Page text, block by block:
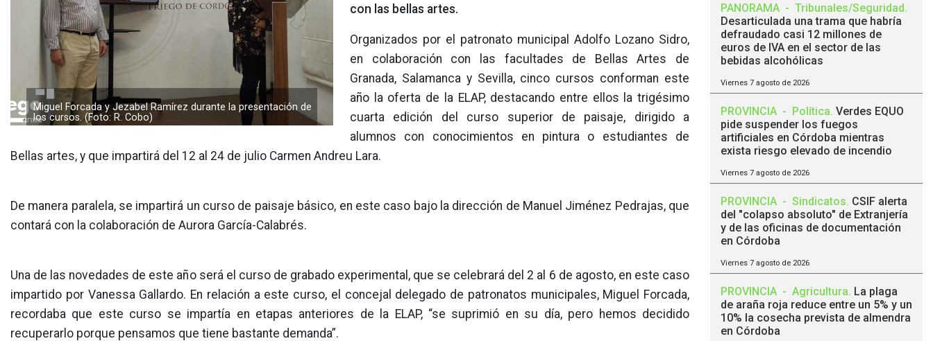
Miguel Forcada y Jezabel Ramírez durante la presentación de
los cursos. (Foto: R. Cobo)
con las bellas artes.
Organizados por el patronato municipal Adolfo Lozano Sidro,
en colaboración con las facultades de Bellas Artes de
Granada, Salamanca y Sevilla, cinco cursos conforman este
año la oferta de la ELAP, destacando entre ellos la trigésimo
cuarta edición del curso superior de paisaje, dirigido a
alumnos con conocimientos en pintura o estudiantes de
Bellas artes, y que impartirá del 12 al 24 de julio Carmen Andreu Lara.
De manera paralela, se impartirá un curso de paisaje básico, en este caso bajo la dirección de Manuel Jiménez Pedrajas, que
contará con la colaboración de Aurora García-Calabrés.
Una de las novedades de este año será el curso de grabado experimental, que se celebrará del 2 al 6 de agosto, en este caso
impartido por Vanessa Gallardo. En relación a este curso, el concejal delegado de patronatos municipales, Miguel Forcada,
recordaba que este curso se impartía en etapas anteriores de la ELAP, “se suprimió en su día, pero hemos decidido
recuperarlo porque pensamos que tiene bastante demanda”.
PANORAMA - Tribunales/Seguridad.
Desarticulada una trama que habría
defraudado casi 12 millones de
euros de IVA en el sector de las
bebidas alcohólicas
Viernes 7 agosto de 2026
PROVINCIA - Política. Verdes EQUO
pide suspender los fuegos
artificiales en Córdoba mientras
exista riesgo elevado de incendio
Viernes 7 agosto de 2026
PROVINCIA - Sindicatos. CSIF alerta
del "colapso absoluto" de Extranjería
y de las oficinas de documentación
en Córdoba
Viernes 7 agosto de 2026
PROVINCIA - Agricultura. La plaga
de araña roja reduce entre un 5% y un
10% la cosecha prevista de almendra
en Córdoba